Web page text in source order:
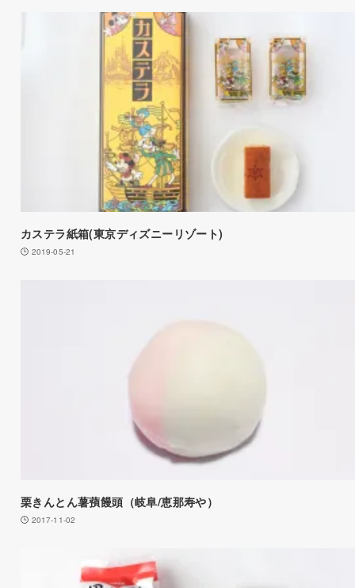
カステラ紙箱(東京ディズニーリゾート)
2019-05-21
栗きんとん薯蕷饅頭（岐阜/恵那寿や）
2017-11-02